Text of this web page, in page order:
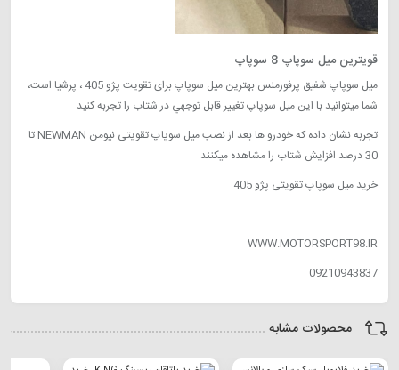
قویترین میل سوپاپ 8 سوپاپ
میل سوپاپ شفیق پرفورمنس بهترین میل سوپاپ برای تقویت پژو 405 ، پرشیا است،
شما میتوانید با این میل سوپاپ تغییر قابل توجهي در شتاب را تجربه کنید.
تجربه نشان داده که خودرو ها بعد از نصب میل سوپاپ تقویتی نیومن NEWMAN تا
30 درصد افزایش شتاب را مشاهده میکنند
خرید میل سوپاپ تقویتی پژو 405
WWW.MOTORSPORT98.IR
09210943837
محصولات مشابه